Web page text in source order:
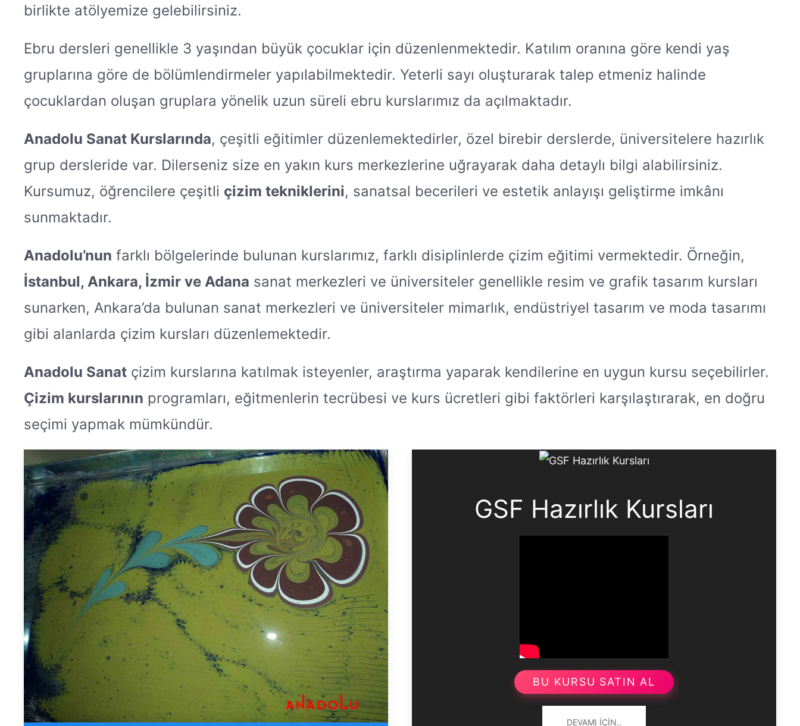
birlikte atölyemize gelebilirsiniz.
Ebru dersleri genellikle 3 yaşından büyük çocuklar için düzenlenmektedir. Katılım oranına göre kendi yaş
gruplarına göre de bölümlendirmeler yapılabilmektedir. Yeterli sayı oluşturarak talep etmeniz halinde
çocuklardan oluşan gruplara yönelik uzun süreli ebru kurslarımız da açılmaktadır.
Anadolu Sanat Kurslarında, çeşitli eğitimler düzenlemektedirler, özel birebir derslerde, üniversitelere hazırlık
grup dersleride var. Dilerseniz size en yakın kurs merkezlerine uğrayarak daha detaylı bilgi alabilirsiniz.
Kursumuz, öğrencilere çeşitli çizim tekniklerini, sanatsal becerileri ve estetik anlayışı geliştirme imkânı
sunmaktadır.
Anadolu’nun farklı bölgelerinde bulunan kurslarımız, farklı disiplinlerde çizim eğitimi vermektedir. Örneğin,
İstanbul, Ankara, İzmir ve Adana sanat merkezleri ve üniversiteler genellikle resim ve grafik tasarım kursları
sunarken, Ankara’da bulunan sanat merkezleri ve üniversiteler mimarlık, endüstriyel tasarım ve moda tasarımı
gibi alanlarda çizim kursları düzenlemektedir.
Anadolu Sanat çizim kurslarına katılmak isteyenler, araştırma yaparak kendilerine en uygun kursu seçebilirler.
Çizim kurslarının programları, eğitmenlerin tecrübesi ve kurs ücretleri gibi faktörleri karşılaştırarak, en doğru
seçimi yapmak mümkündür.
GSF Hazırlık Kursları
BU KURSU SATIN AL
DEVAMI İÇIN..